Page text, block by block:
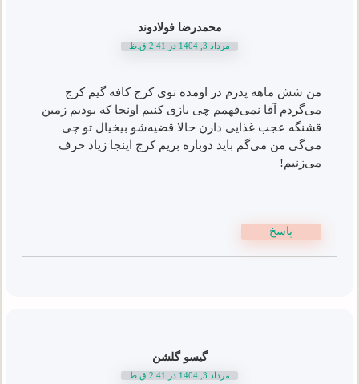
محمدرضا فولادوند
مرداد 3, 1404 در 2:41 ق.ظ
من شش ماهه پدرم در اومده توی کرج کافه گیم کرج
می‌گردم آقا نمی‌فهمم چی بازی کنیم اونجا که بودیم زمین
قشنگه عجب غذایی دارن حالا قضیه‌شو بیخیال تو چی
می‌گی من می‌گم باید دوباره بریم کرج اینجا زیاد حرف
می‌زنیم!
پاسخ
گیسو گلشن
مرداد 3, 1404 در 2:41 ق.ظ